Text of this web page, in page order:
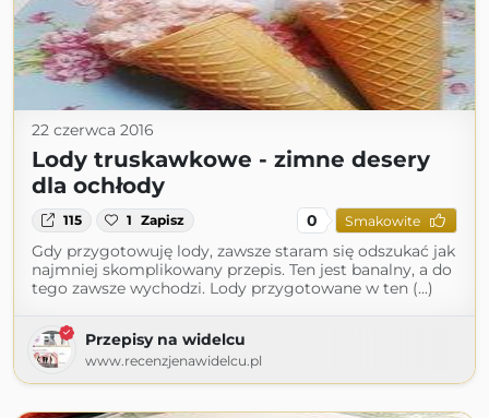
22 czerwca 2016
Lody truskawkowe - zimne desery
dla ochłody
115 1 Zapisz 0 Smakowite
Gdy przygotowuję lody, zawsze staram się odszukać jak
najmniej skomplikowany przepis. Ten jest banalny, a do
tego zawsze wychodzi. Lody przygotowane w ten (...)
Przepisy na widelcu
www.recenzjenawidelcu.pl